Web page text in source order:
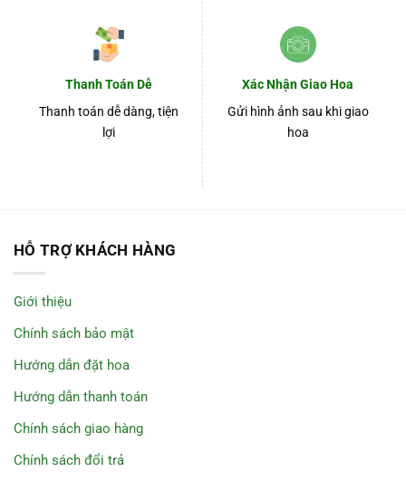
Thanh Toán Dễ
Thanh toán dễ dàng, tiện
lợi
Xác Nhận Giao Hoa
Gửi hình ảnh sau khi giao
hoa
HỖ TRỢ KHÁCH HÀNG
Giới thiệu
Chính sách bảo mật
Hướng dẫn đặt hoa
Hướng dẫn thanh toán
Chính sách giao hàng
Chính sách đổi trả